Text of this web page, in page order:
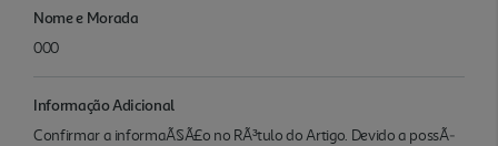
Nome e Morada
000
Informação Adicional
Confirmar a informaÃ§Ã£o no RÃ³tulo do Artigo. Devido a possÃ­